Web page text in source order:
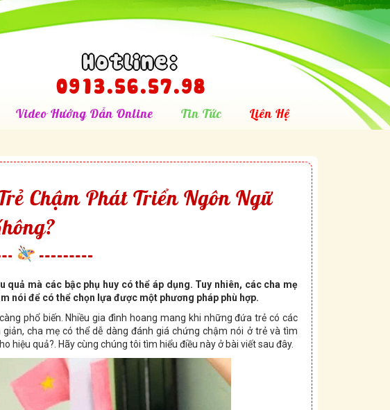
Hotline:
0913.56.57.98
Video Hướng Dẫn Online Tin Tức Liên Hệ
Chậm Phát Triển Ngôn Ngữ
quả mà các bậc phụ huy có thể áp dụng. Tuy nhiên, các cha mẹ
nói để có thể chọn lựa được một phương pháp phù hợp.
phổ biến. Nhiều gia đình hoang mang khi những đứa trẻ có các
cha mẹ có thể dễ dàng đánh giá chứng chậm nói ở trẻ và tìm
hiệu quả?. Hãy cùng chúng tôi tìm hiểu điều này ở bài viết sau đây.